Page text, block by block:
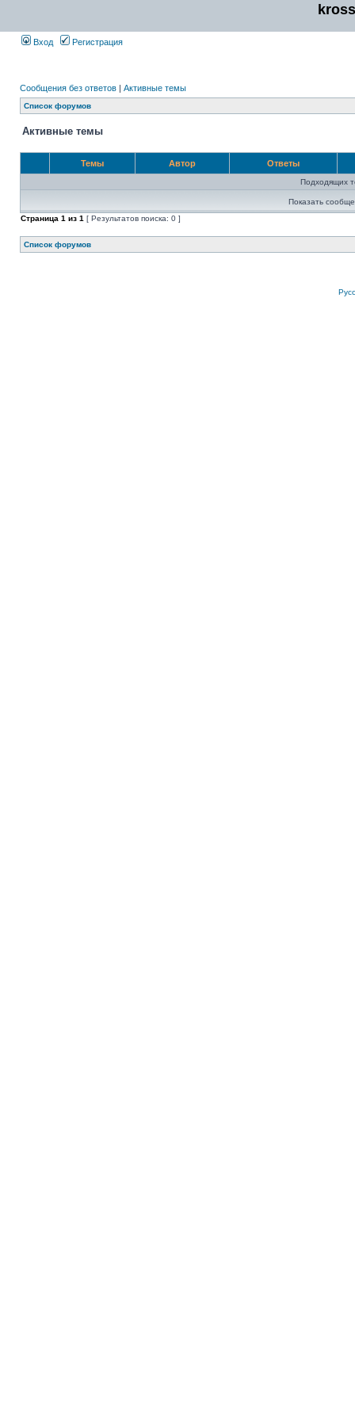
Вход Регистрация
Сообщения без ответов | Активные темы
Список форумов
Активные темы
Темы Автор Ответы
Подходящих
Показать
Страница 1 из 1 [ Результатов поиска: 0 ]
Список форумов